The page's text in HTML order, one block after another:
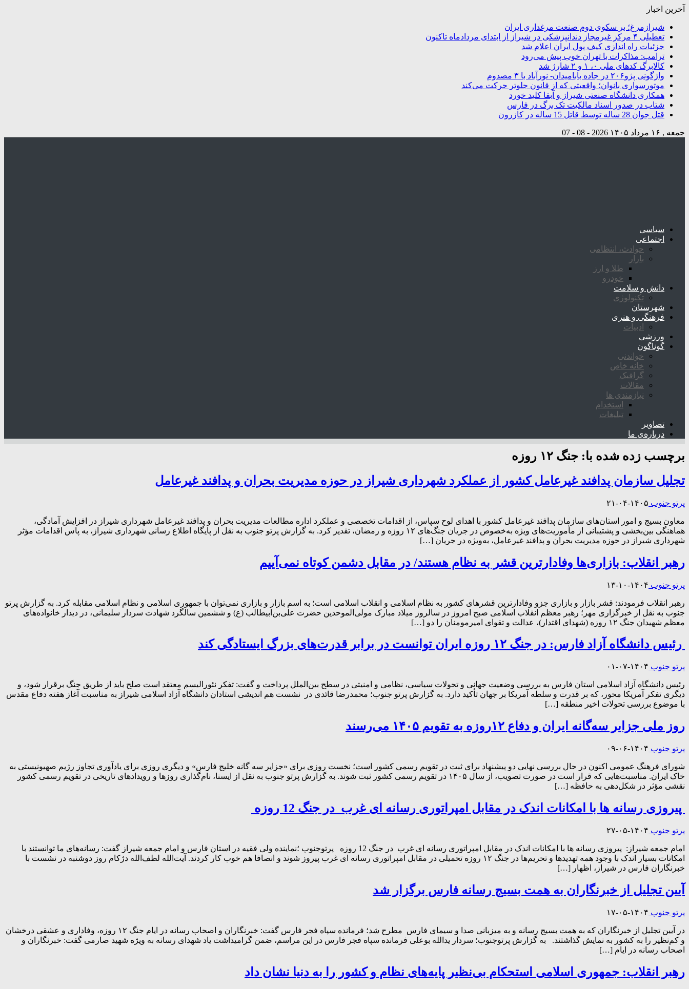
آخرین اخبار
شیرازمرغ؛ بر سکوی دوم صنعت مرغداری ایران
تعطیلی ۴ مرکز غیرمجاز دندانپزشکی در شیراز از ابتدای مردادماه تاکنون
جزئیات راه اندازی کیف پول ایران اعلام شد
ترامپ: مذاکرات با تهران خوب پیش می‌رود
کالابرگ کدهای ملی ۰، ۱ و ۲ شارژ شد
واژگونی پژو۲۰۶ در جاده بابامیدان- نورآباد با ۳ مصدوم
موتورسواری بانوان؛ واقعیتی که از قانون جلوتر حرکت می‌کند
همکاری دانشگاه صنعتی شیراز و آبفا کلید خورد
شتاب در صدور اسناد مالکیت تک برگ در فارس
قتل جوان 28 ساله توسط قاتل 15 ساله در کازرون
جمعه , ۱۶ مرداد ۱۴۰۵ 2026 - 08 - 07
سیاسی
اجتماعی
حوادث، انتظامی
بازار
طلا و ارز
خودرو
دانش و سلامت
تکنولوژی
شهرستان
فرهنگی و هنری
ادبیات
ورزشی
گوناگون
خواندنی
خانه خاص
گرافیک
مقالات
نیازمندی ها
استخدام
تبلیغات
تصاویر
درباره‌ی ما
برچسب زده شده با: جنگ ۱۲ روزه
تجلیل سازمان پدافند غیرعامل کشور از عملکرد شهرداری شیراز در حوزه مدیریت بحران و پدافند غیرعامل
پرتو جنوب ۱۴۰۵-۰۴-۲۱
معاون بسیج و امور استان‌های سازمان پدافند غیرعامل کشور با اهدای لوح سپاس، از اقدامات تخصصی و عملکرد اداره مطالعات مدیریت بحران و پدافند غیرعامل شهرداری شیراز در افزایش آمادگی،
هماهنگی بین‌بخشی و پشتیبانی از مأموریت‌های ویژه به‌خصوص در جریان جنگ‌های ۱۲ روزه و رمضان، تقدیر کرد. به گزارش پرتو جنوب به نقل از پایگاه اطلاع رسانی شهرداری شیراز، به پاس اقدامات مؤثر
شهرداری شیراز در حوزه مدیریت بحران و پدافند غیرعامل، به‌ویژه در جریان […]
رهبر انقلاب: بازاری‌ها وفادارترین قشر به نظام هستند/ در مقابل دشمن کوتاه نمی‌آییم
پرتو جنوب ۱۴۰۴-۱۰-۱۳
رهبر انقلاب فرمودند: قشر بازار و بازاری جزو وفادارترین قشرهای کشور به نظام اسلامی و انقلاب اسلامی است؛ به اسم بازار و بازاری نمی‌توان با جمهوری اسلامی و نظام اسلامی مقابله کرد. به گزارش پرتو
جنوب به نقل از خبرگزاری مهر؛ رهبر معظم انقلاب اسلامی صبح امروز در سالروز میلاد مبارک مولی‌الموحدین حضرت علی‌بن‌ابیطالب (ع) و ششمین سالگرد شهادت سردار سلیمانی، در دیدار خانواده‌های
معظم شهیدان جنگ ۱۲ روزه (شهدای اقتدار)، عدالت و تقوای امیرمومنان را دو […]
رئیس دانشگاه آزاد فارس: در جنگ ۱۲ روزه ایران توانست در برابر قدرت‌های بزرگ ایستادگی کند
پرتو جنوب ۱۴۰۴-۰۷-۰۱
رئیس دانشگاه آزاد اسلامی استان فارس به بررسی وضعیت جهانی و تحولات سیاسی، نظامی و امنیتی در سطح بین‌الملل پرداخت و گفت: تفکر نئورالیسم معتقد است صلح باید از طریق جنگ برقرار شود، و
دیگری تفکر آمریکا محور، که بر قدرت و سلطه آمریکا بر جهان تأکید دارد. به گزارش پرتو جنوب؛ محمدرضا قائدی در نشست هم اندیشی استادان دانشگاه آزاد اسلامی شیراز به مناسبت آغاز هفته دفاع مقدس
با موضوع بررسی تحولات اخیر منطقه […]
روز ملی جزایر سه‌گانه ایران و دفاع ۱۲روزه به تقویم ۱۴۰۵ می‌رسند
پرتو جنوب ۱۴۰۴-۰۶-۰۹
شورای فرهنگ عمومی اکنون در حال بررسی نهایی دو پیشنهاد برای ثبت در تقویم رسمی کشور است؛ نخست روزی برای «جزایر سه گانه خلیج فارس» و دیگری روزی برای یادآوری تجاوز رژیم صهیونیستی به
خاک ایران. مناسبت‌هایی که قرار است در صورت تصویب، از سال ۱۴۰۵ در تقویم رسمی کشور ثبت شوند. به گزارش پرتو جنوب به نقل از ایسنا، نام‌گذاری روزها و رویدادهای تاریخی در تقویم رسمی کشور
نقشی مؤثر در شکل‌دهی به حافظه […]
پیروزی رسانه ها با امکانات اندک در مقابل امپراتوری رسانه ای غرب در جنگ 12 روزه
پرتو جنوب ۱۴۰۴-۰۵-۲۷
امام جمعه شیراز: پیروزی رسانه ها با امکانات اندک در مقابل امپراتوری رسانه ای غرب در جنگ 12 روزه پرتوجنوب ؛نماینده ولی فقیه در استان فارس و امام جمعه شیراز گفت: رسانه‌های ما توانستند با
امکانات بسیار اندک با وجود همه تهدیدها و تحریم‌ها در جنگ ۱۲ روزه تحمیلی در مقابل امپراتوری رسانه ای غرب پیروز شوند و انصافا هم خوب کار کردند. آیت‌الله لطف‌الله دژکام روز دوشنبه در نشست با
خبرنگاران فارس در شیراز، اظهار […]
آیین تجلیل از خبرنگاران به همت بسیج رسانه فارس برگزار شد
پرتو جنوب ۱۴۰۴-۰۵-۱۷
در آیین تجلیل از خبرنگاران که به همت بسیج رسانه و به میزبانی صدا و سیمای فارس مطرح شد؛ فرمانده سپاه فجر فارس گفت: خبرنگاران و اصحاب رسانه در ایام جنگ ۱۲ روزه، وفاداری و عشقی درخشان
و کم‌نظیر را به کشور به نمایش گذاشتند. به گزارش پرتوجنوب؛ سردار یدالله بوعلی فرمانده سپاه فجر فارس در این مراسم، ضمن گرامیداشت یاد شهدای رسانه به ویژه شهید صارمی گفت: خبرنگاران و
اصحاب رسانه در ایام […]
رهبر انقلاب: جمهوری اسلامی استحکام بی‌نظیر پایه‌های نظام و کشور را به دنیا نشان داد